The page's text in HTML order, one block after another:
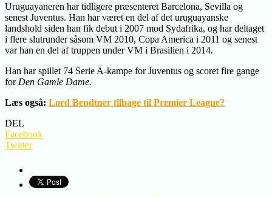
Uruguayaneren har tidligere præsenteret Barcelona, Sevilla og
senest Juventus. Han har været en del af det uruguayanske
landshold siden han fik debut i 2007 mod Sydafrika, og har deltaget
i flere slutrunder såsom VM 2010, Copa America i 2011 og senest
var han en del af truppen under VM i Brasilien i 2014.
Han har spillet 74 Serie A-kampe for Juventus og scoret fire gange
for Den Gamle Dame.
Læs også: Lord Bendtner tilbage til Premier League?
DEL
Facebook
Twitter